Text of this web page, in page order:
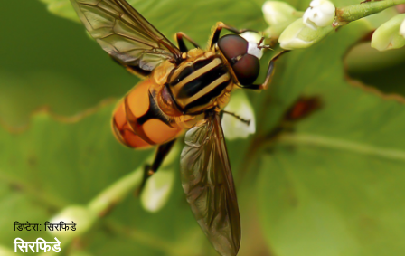
डिप्टेरा: सिरफिडे
सिरफिडे